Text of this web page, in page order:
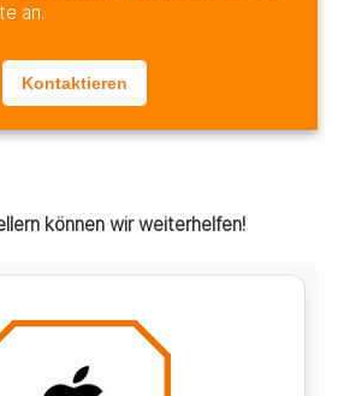
an.
Kontaktieren
können wir weiterhelfen!